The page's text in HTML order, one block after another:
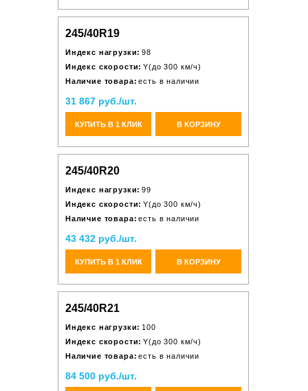
245/40R19
Индекс нагрузки: 98
Индекс скорости: Y(до 300 км/ч)
Наличие товара: есть в наличии
31 867 руб./шт.
КУПИТЬ В 1 КЛИК В КОРЗИНУ
245/40R20
Индекс нагрузки: 99
Индекс скорости: Y(до 300 км/ч)
Наличие товара: есть в наличии
43 432 руб./шт.
КУПИТЬ В 1 КЛИК В КОРЗИНУ
245/40R21
Индекс нагрузки: 100
Индекс скорости: Y(до 300 км/ч)
Наличие товара: есть в наличии
84 500 руб./шт.